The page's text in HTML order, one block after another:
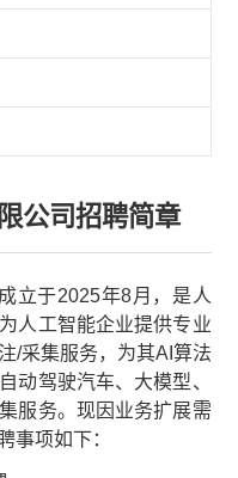
公司招聘简章
立于2025年8月，是人
人工智能企业提供专业
/采集服务，为其AI算法
动驾驶汽车、大模型、
服务。现因业务扩展需
事项如下：